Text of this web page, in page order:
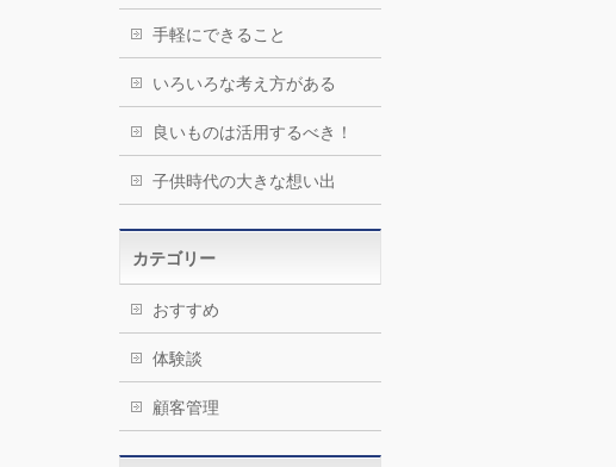
手軽にできること
いろいろな考え方がある
良いものは活用するべき！
子供時代の大きな想い出
カテゴリー
おすすめ
体験談
顧客管理